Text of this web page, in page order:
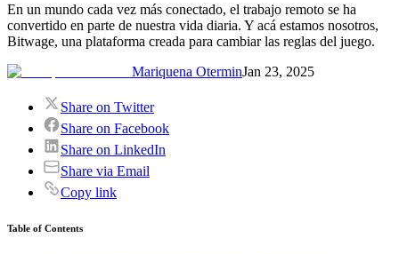
En un mundo cada vez más conectado, el trabajo remoto se ha
convertido en parte de nuestra vida diaria. Y acá estamos nosotros,
Bitwage, una plataforma creada para cambiar las reglas del juego.
Mariquena OterminJan 23, 2025
Share on Twitter
Share on Facebook
Share on LinkedIn
Share via Email
Copy link
Table of Contents